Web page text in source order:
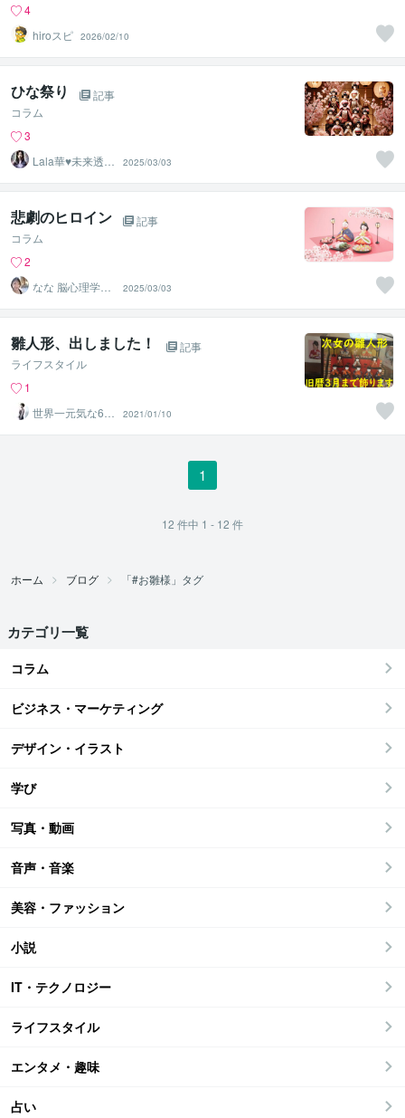
4
hiroスピ 2026/02/10
ひな祭り
記事
コラム
3
Lala華♥未来透視
スピリチュアル
鑑定士
2025/03/03
悲劇のヒロイン
記事
コラム
2
なな 脳心理学セ
ラピスト
2025/03/03
雛人形、出しました！
記事
ライフスタイル
1
世界一元気な60
歳♪ 藤野もえ
2021/01/10
1
12 件中 1 - 12 件
ホーム ブログ 「#お雛様」タグ
カテゴリ一覧
コラム
ビジネス・マーケティング
デザイン・イラスト
学び
写真・動画
音声・音楽
美容・ファッション
小説
IT・テクノロジー
ライフスタイル
エンタメ・趣味
占い